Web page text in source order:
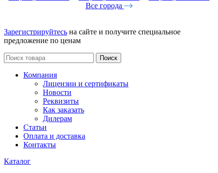
Все города
Зарегистрируйтесь на сайте и получите специальное
предложение по ценам
Поиск
Компания
Лицензии и сертификаты
Новости
Реквизиты
Как заказать
Дилерам
Статьи
Оплата и доставка
Контакты
Каталог